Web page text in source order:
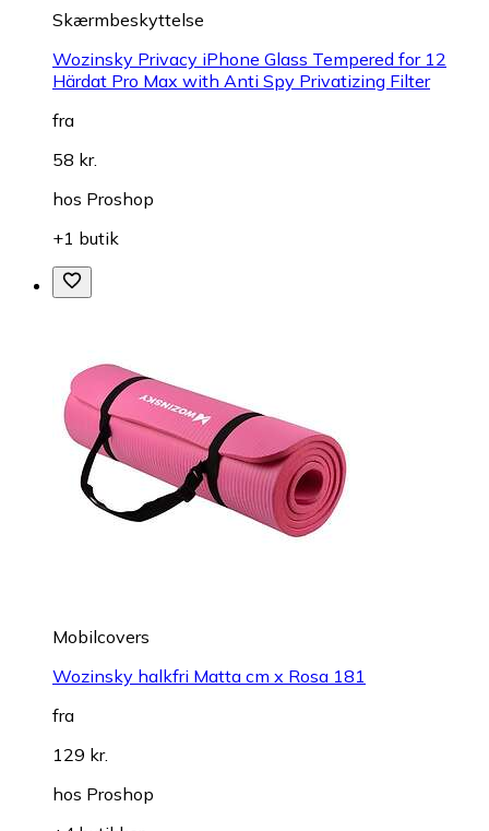
Skærmbeskyttelse
Wozinsky Privacy iPhone Glass Tempered for 12
Härdat Pro Max with Anti Spy Privatizing Filter
fra
58 kr.
hos Proshop
+1 butik
Mobilcovers
Wozinsky halkfri Matta cm x Rosa 181
fra
129 kr.
hos Proshop